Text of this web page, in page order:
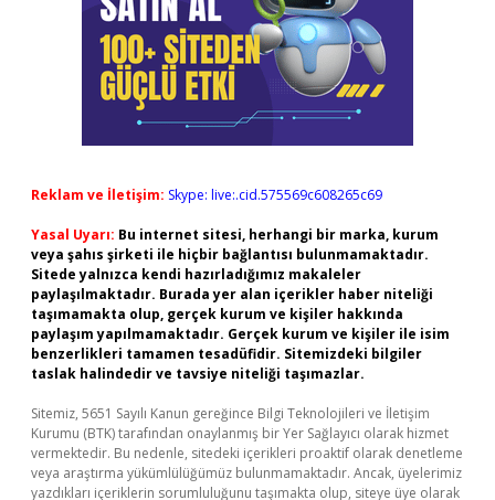
Reklam ve İletişim: Skype: live:.cid.575569c608265c69
Yasal Uyarı: Bu internet sitesi, herhangi bir marka, kurum
veya şahıs şirketi ile hiçbir bağlantısı bulunmamaktadır.
Sitede yalnızca kendi hazırladığımız makaleler
paylaşılmaktadır. Burada yer alan içerikler haber niteliği
taşımamakta olup, gerçek kurum ve kişiler hakkında
paylaşım yapılmamaktadır. Gerçek kurum ve kişiler ile isim
benzerlikleri tamamen tesadüfidir. Sitemizdeki bilgiler
taslak halindedir ve tavsiye niteliği taşımazlar.
Sitemiz, 5651 Sayılı Kanun gereğince Bilgi Teknolojileri ve İletişim
Kurumu (BTK) tarafından onaylanmış bir Yer Sağlayıcı olarak hizmet
vermektedir. Bu nedenle, sitedeki içerikleri proaktif olarak denetleme
veya araştırma yükümlülüğümüz bulunmamaktadır. Ancak, üyelerimiz
yazdıkları içeriklerin sorumluluğunu taşımakta olup, siteye üye olarak